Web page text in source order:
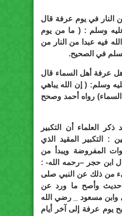
النار في يوم عرفة قال
عليه وسلم : ( ما من يوم
فيه عبدا من النار من
في الصحيح.
بأهل عرفة أهل السماء قال
وسلم: ( إن الله يباهي
رواه أحمد وصحح
ذكر العلماء أن التكبير
: التكبير المقيد الذي
المفروضة ويبدأ من
ابن حجر –رحمه الله- :
من ذلك عن النبي صلى
حديث وأصح ما ورد عن
وابن مسعود _ رضي الله
يوم عرفة إلى آخر أيام